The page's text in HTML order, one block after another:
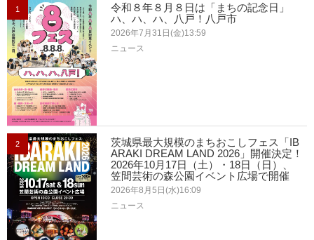
1
令和８年８月８日は「まちの記念日」
ハ、ハ、ハ、八戸！八戸市
2026年7月31日(金)13:59
ニュース
2
茨城県最大規模のまちおこしフェス「IB
ARAKI DREAM LAND 2026」開催決定！
2026年10月17日（土）・18日（日）、
笠間芸術の森公園イベント広場で開催
2026年8月5日(水)16:09
ニュース